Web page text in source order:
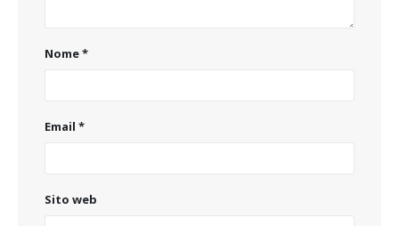
Nome*
Email *
Sito web